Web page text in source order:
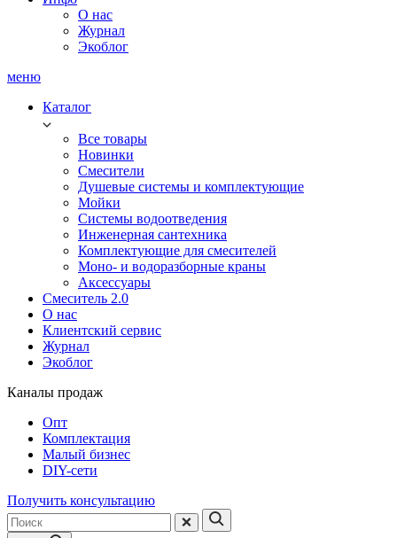
О нас
Журнал
Экоблог
меню
Каталог
Все товары
Новинки
Смесители
Душевые системы и комплектующие
Мойки
Системы водоотведения
Инженерная сантехника
Комплектующие для смесителей
Моно- и водоразборные краны
Аксессуары
Смеситель 2.0
О нас
Клиентский сервис
Журнал
Экоблог
Каналы продаж
Опт
Комплектация
Малый бизнес
DIY-сети
Получить консультацию